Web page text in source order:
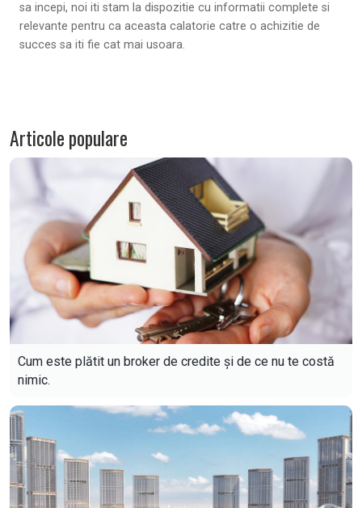
sa incepi, noi iti stam la dispozitie cu informatii complete si
relevante pentru ca aceasta calatorie catre o achizitie de
succes sa iti fie cat mai usoara.
Articole populare
Cum este plătit un broker de credite și de ce nu te costă
nimic.